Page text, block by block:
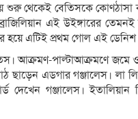
থেকেই বেতিসকে কোণঠাসা
ব্রাজিলিয়ান এই উইঙ্গারের
হয়ে এটিই প্রথম গোল এই ডেনিশ
আক্রমণ-পাল্টাআক্রমণে জমে
ছাড়েন এডগার গঞ্জালেস। লা
দেখেন গঞ্জালেস।